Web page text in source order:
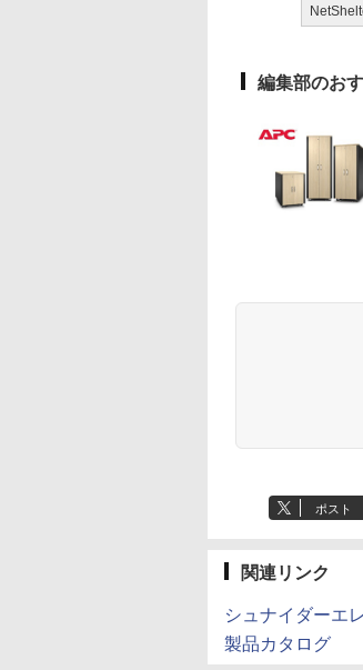
編集部のお
ポスト
関連リンク
シュナイダーエ
製品カタログ